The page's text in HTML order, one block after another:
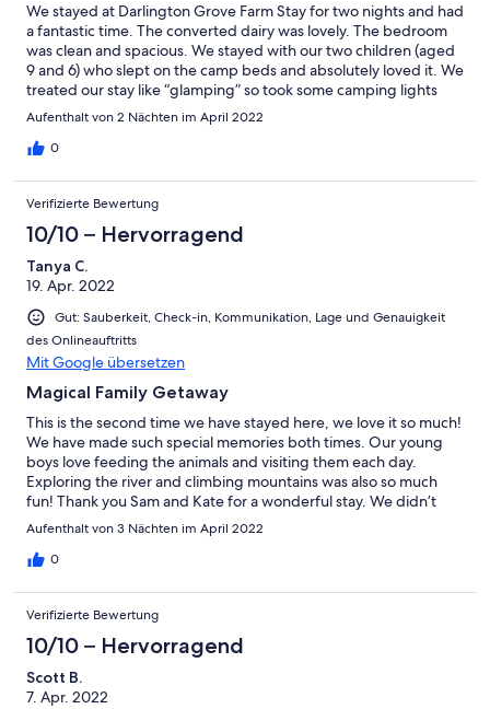
We stayed at Darlington Grove Farm Stay for two nights and had
a fantastic time. The converted dairy was lovely. The bedroom
was clean and spacious. We stayed with our two children (aged
9 and 6) who slept on the camp beds and absolutely loved it. We
treated our stay like “glamping” so took some camping lights
and tried not to use the electrical lights which really helped
keep any insects away. We all loved exploring the property,
feeding the pigs, sheep and horses. The Albert River is a short
river if you did want to drive to it. We had great fun paddling in
the crystal clear water and throwing in a line. Sam and his family
checked in and made sure we felt very welcome. We loved the
resident French Bulldog (Buddah) and had a most relaxing
weekend which is exactly what we all needed. I always judge a
place by asking would I go back? In this case we most definitely
would.
Aufenthalt von 2 Nächten im April 2022
0
Verifizierte Bewertung
10/10 – Hervorragend
Tanya C.
19. Apr. 2022
Gut: Sauberkeit, Check-in, Kommunikation, Lage und Genauigkeit
des Onlineauftritts
Mit Google übersetzen
Magical Family Getaway
This is the second time we have stayed here, we love it so much!
We have made such special memories both times. Our young
boys love feeding the animals and visiting them each day.
Exploring the river and climbing mountains was also so much
fun! Thank you Sam and Kate for a wonderful stay. We didn’t
want to leave! We will visit again!!
Aufenthalt von 3 Nächten im April 2022
0
Verifizierte Bewertung
10/10 – Hervorragend
Scott B.
7. Apr. 2022